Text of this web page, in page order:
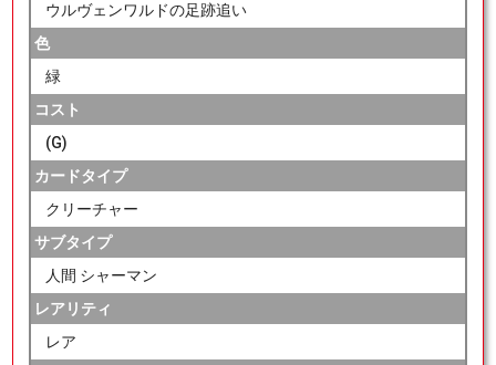
ウルヴェンワルドの足跡追い
色
緑
コスト
(G)
カードタイプ
クリーチャー
サブタイプ
人間 シャーマン
レアリティ
レア